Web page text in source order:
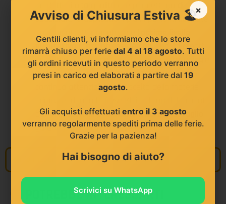
soddisfare le applicazioni più importanti richieste
dal mercato. Per mantenere l’
qualitativo
raggiunto nel tempo. i nostri reparti
produttivi si sono da sempre dotati di tecnologie
e macchinari di ultima generazione. uniti alla
continua attenzione nella scelta della materie
per prestazioni. precisione e durata di taglio
garantendo risultati eccellenti.
POTREBBE INTERESSARTI
×
Avviso di Chiusura Estiva 🏖️
Gentili clienti, vi informiamo che lo store
rimarrà chiuso per ferie dal 4 al 18 agosto. Tutti
gli ordini ricevuti in questo periodo verranno
presi in carico ed elaborati a partire dal 19
agosto.
Gli acquisti effettuati entro il 3 agosto
verranno regolarmente spediti prima delle ferie.
Grazie per la pazienza!
Hai bisogno di aiuto?
Scrivici su WhatsApp